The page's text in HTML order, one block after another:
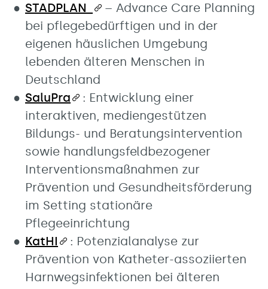
STADPLAN
– Advance Care Planning
bei pflegebedürftigen und in der
eigenen häuslichen Umgebung
lebenden älteren Menschen in
Deutschland
SaluPra
: Entwicklung einer
interaktiven, mediengestützen
Bildungs- und Beratungsintervention
sowie handlungsfeldbezogener
Interventionsmaßnahmen zur
Prävention und Gesundheitsförderung
im Setting stationäre
Pflegeeinrichtung
KatHI
: Potenzialanalyse zur
Prävention von Katheter-assoziierten
Harnwegsinfektionen bei älteren